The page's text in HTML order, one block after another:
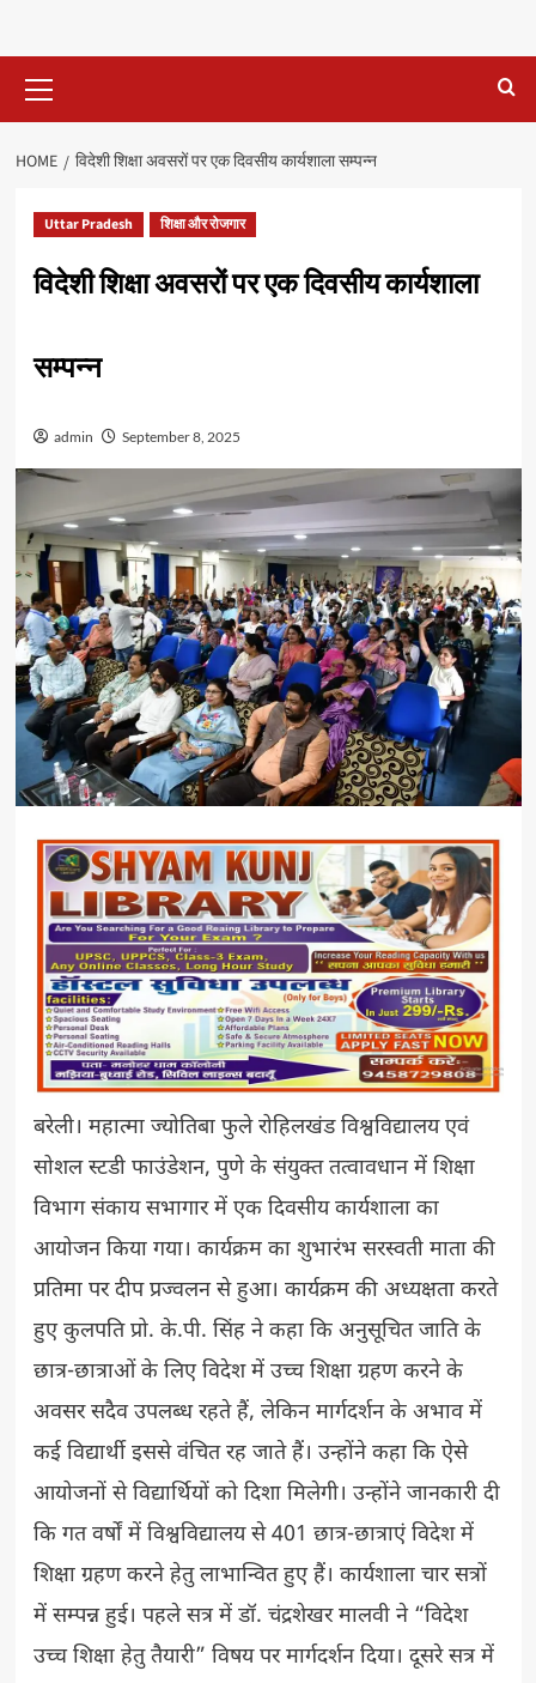
Menu
HOME विदेशी शिक्षा अवसरों पर एक दिवसीय कार्यशाला सम्पन्न
Uttar Pradesh शिक्षा और रोजगार
विदेशी शिक्षा अवसरों पर एक दिवसीय कार्यशाला
सम्पन्न
admin September 8, 2025
बरेली। महात्मा ज्योतिबा फुले रोहिलखंड विश्वविद्यालय एवं
सोशल स्टडी फाउंडेशन, पुणे के संयुक्त तत्वावधान में शिक्षा
विभाग संकाय सभागार में एक दिवसीय कार्यशाला का
आयोजन किया गया। कार्यक्रम का शुभारंभ सरस्वती माता की
प्रतिमा पर दीप प्रज्वलन से हुआ। कार्यक्रम की अध्यक्षता करते
हुए कुलपति प्रो. के.पी. सिंह ने कहा कि अनुसूचित जाति के
छात्र-छात्राओं के लिए विदेश में उच्च शिक्षा ग्रहण करने के
अवसर सदैव उपलब्ध रहते हैं, लेकिन मार्गदर्शन के अभाव में
कई विद्यार्थी इससे वंचित रह जाते हैं। उन्होंने कहा कि ऐसे
आयोजनों से विद्यार्थियों को दिशा मिलेगी। उन्होंने जानकारी दी
कि गत वर्षों में विश्वविद्यालय से 401 छात्र-छात्राएं विदेश में
शिक्षा ग्रहण करने हेतु लाभान्वित हुए हैं। कार्यशाला चार सत्रों
में सम्पन्न हुई। पहले सत्र में डॉ. चंद्रशेखर मालवी ने “विदेश
उच्च शिक्षा हेतु तैयारी” विषय पर मार्गदर्शन दिया। दूसरे सत्र में